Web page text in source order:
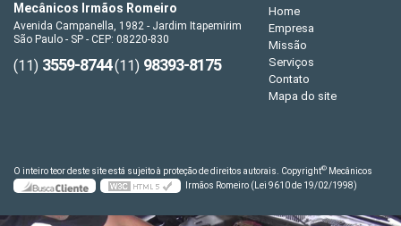
Mecânicos Irmãos Romeiro
Avenida Campanella, 1982 - Jardim Itapemirim
São Paulo - SP - CEP: 08220-830
(11) 3559-8744(11) 98393-8175
Home
Empresa
Missão
Serviços
Contato
Mapa do site
O inteiro teor deste site está sujeito à proteção de direitos autorais. Copyright© Mecânicos
Irmãos Romeiro (Lei 9610 de 19/02/1998)